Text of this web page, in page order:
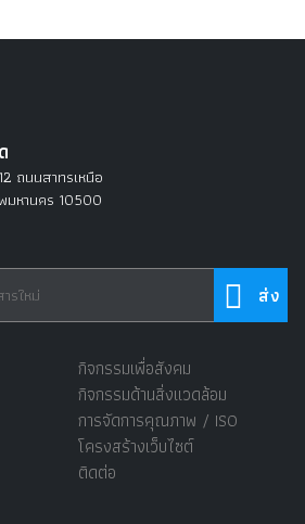
ถนนสาทรเหนือ
มหานคร 10500
กิจกรรมเพื่อสังคม
กิจกรรมด้านสิ่งแวดล้อม
การจัดการคุณภาพ / ISO
โครงสร้างเว็บไซต์
ติดต่อ